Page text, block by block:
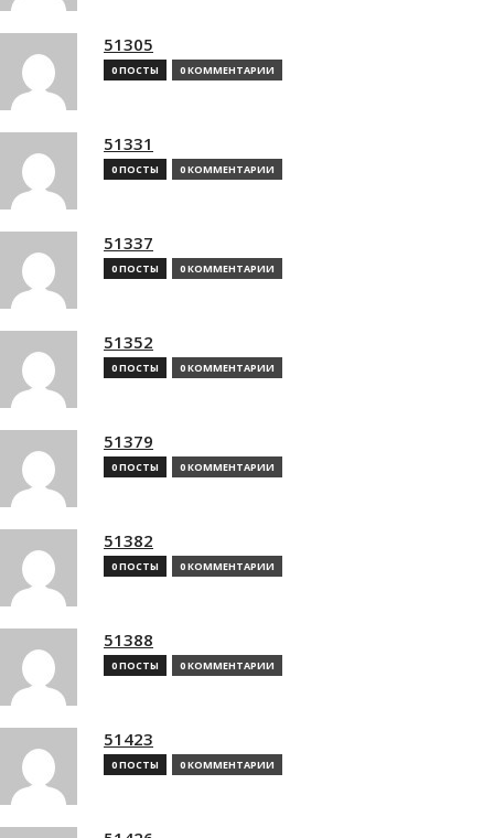
51305
0 ПОСТЫ 0 КОММЕНТАРИИ
51331
0 ПОСТЫ 0 КОММЕНТАРИИ
51337
0 ПОСТЫ 0 КОММЕНТАРИИ
51352
0 ПОСТЫ 0 КОММЕНТАРИИ
51379
0 ПОСТЫ 0 КОММЕНТАРИИ
51382
0 ПОСТЫ 0 КОММЕНТАРИИ
51388
0 ПОСТЫ 0 КОММЕНТАРИИ
51423
0 ПОСТЫ 0 КОММЕНТАРИИ